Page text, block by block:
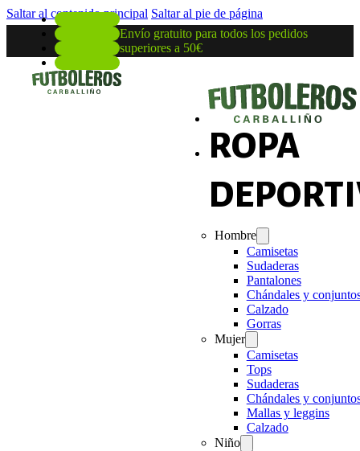
Saltar al contenido principal Saltar al pie de página
Envío gratuito para todos los pedidos
superiores a 50€
ROPA
Hombre
Camisetas
Sudaderas
Pantalones
Chándales y
Calzado
Gorras
Mujer
Camisetas
Tops
Sudaderas
Chándales y
Mallas y leggins
Calzado
Niño